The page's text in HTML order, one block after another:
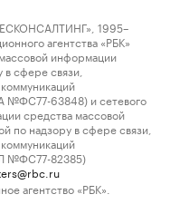
1995–
агентства «РБК»
информации
сфере связи,
№ФС77-63848) и сетевого
средства массовой
по надзору в сфере связи,
№ФС77-82385)
агентство «РБК».